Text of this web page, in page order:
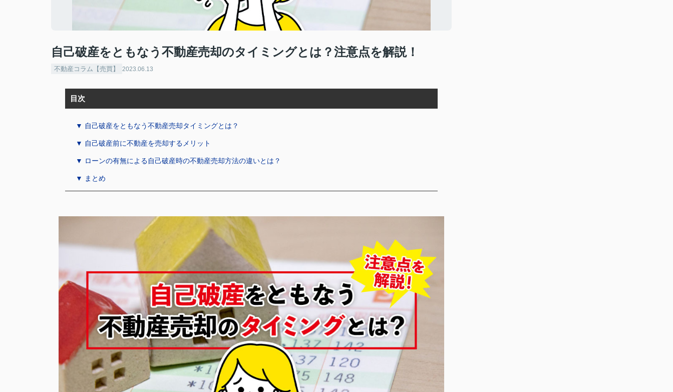
自己破産をともなう不動産売却のタイミングとは？注意点を解説！
不動産コラム【売買】 2023.06.13
目次
▼ 自己破産をともなう不動産売却タイミングとは？
▼ 自己破産前に不動産を売却するメリット
▼ ローンの有無による自己破産時の不動産売却方法の違いとは？
▼ まとめ